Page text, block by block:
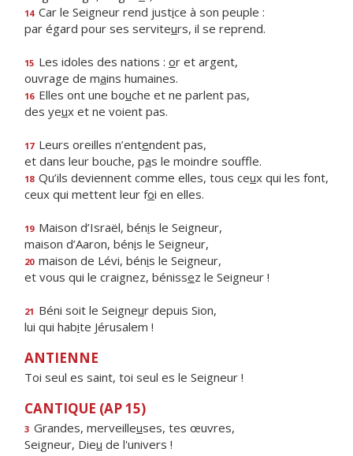
14 Car le Seigneur rend justice à son peuple :
par égard pour ses serviteurs, il se reprend.
15 Les idoles des nations : or et argent,
ouvrage de mains humaines.
16 Elles ont une bouche et ne parlent pas,
des yeux et ne voient pas.
17 Leurs oreilles n’entendent pas,
et dans leur bouche, pas le moindre souffle.
18 Qu’ils deviennent comme elles, tous ceux qui les font,
ceux qui mettent leur foi en elles.
19 Maison d’Israël, bénis le Seigneur,
maison d’Aaron, bénis le Seigneur,
20 maison de Lévi, bénis le Seigneur,
et vous qui le craignez, bénissez le Seigneur !
21 Béni soit le Seigneur depuis Sion,
lui qui habite Jérusalem !
ANTIENNE
Toi seul es saint, toi seul es le Seigneur !
CANTIQUE (AP 15)
3 Grandes, merveilleuses, tes œuvres,
Seigneur, Dieu de l'univers !